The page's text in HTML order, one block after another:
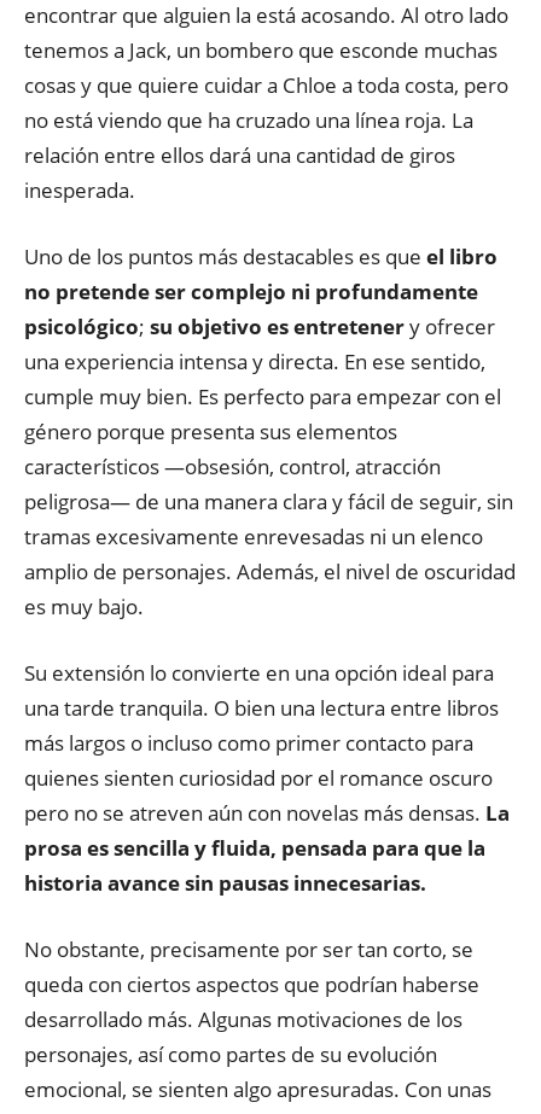
encontrar que alguien la está acosando. Al otro lado
tenemos a Jack, un bombero que esconde muchas
cosas y que quiere cuidar a Chloe a toda costa, pero
no está viendo que ha cruzado una línea roja. La
relación entre ellos dará una cantidad de giros
inesperada.
Uno de los puntos más destacables es que el libro
no pretende ser complejo ni profundamente
psicológico; su objetivo es entretenery ofrecer
una experiencia intensa y directa. En ese sentido,
cumple muy bien. Es perfecto para empezar con el
género porque presenta sus elementos
característicos —obsesión, control, atracción
peligrosa— de una manera clara y fácil de seguir, sin
tramas excesivamente enrevesadas ni un elenco
amplio de personajes. Además, el nivel de oscuridad
es muy bajo.
Su extensión lo convierte en una opción ideal para
una tarde tranquila. O bien una lectura entre libros
más largos o incluso como primer contacto para
quienes sienten curiosidad por el romance oscuro
pero no se atreven aún con novelas más densas. La
prosa es sencilla y fluida, pensada para que la
historia avance sin pausas innecesarias.
No obstante, precisamente por ser tan corto, se
queda con ciertos aspectos que podrían haberse
desarrollado más. Algunas motivaciones de los
personajes, así como partes de su evolución
emocional, se sienten algo apresuradas. Con unas